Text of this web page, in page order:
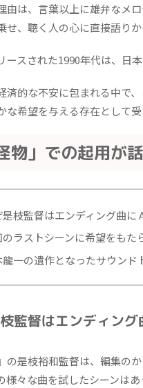
由は、言葉以上に雄弁なメ
せ、聴く人の心に直接語りか
ースされた1990年代は、日
済的な不安に包まれる中で
な希望を与える存在として
物」での起用が
是枝監督はエンディング曲に
ラストシーンに希望をもた
龍一の遺作となったサウンド
監督はエンディン
の是枝裕和監督は、編集の
様々な曲を試したシーンは